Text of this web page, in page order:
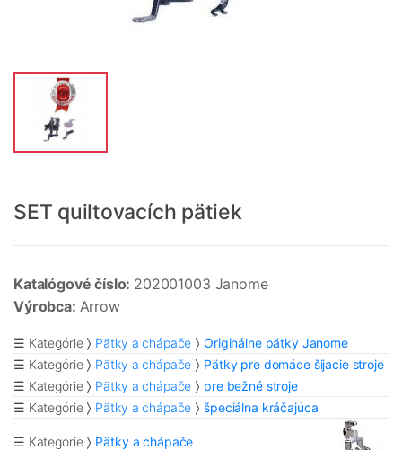
SET quiltovacích pätiek
Katalógové číslo: 202001003 Janome
Výrobca: Arrow
☰ Kategórie Pätky a chápače
Originálne pätky Janome
☰ Kategórie
Pätky a chápače
Pätky pre domáce šijacie stroje
☰ Kategórie
Pätky a chápače
pre bežné stroje
☰ Kategórie
Pätky a chápače špeciálna kráčajúca
☰ Kategórie Pätky a chápače